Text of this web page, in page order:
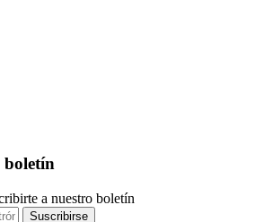
boletín
a nuestro boletín
Suscribirse